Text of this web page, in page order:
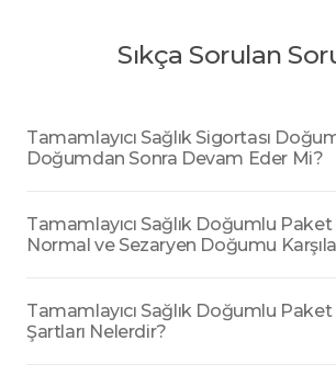
Sıkça Sorulan
Tamamlayıcı Sağlık Sigortası
Doğumdan Sonra Devam Eder Mi?
hamilelik ve doğum sürecini güvence
Tamamlayıcı Sağlık Doğumlu Paket
Normal ve Sezaryen Doğumu
doğum tipine göre teminat altına
Tamamlayıcı Sağlık Doğumlu Paket
Şartları Nelerdir?